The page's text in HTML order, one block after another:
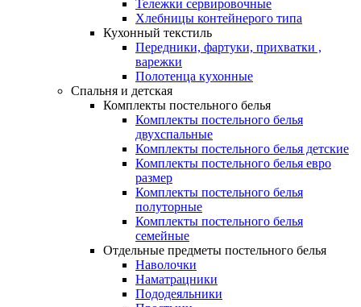
Тележки сервировочные
Хлебницы контейнерого типа
Кухонный текстиль
Передники, фартуки, прихватки ,
варежки
Полотенца кухонные
Спальня и детская
Комплекты постельного белья
Комплекты постельного белья
двухспальные
Комплекты постельного белья детские
Комплекты постельного белья евро
размер
Комплекты постельного белья
полуторные
Комплекты постельного белья
семейные
Отдельные предметы постельного белья
Наволочки
Наматрацники
Пододеяльники